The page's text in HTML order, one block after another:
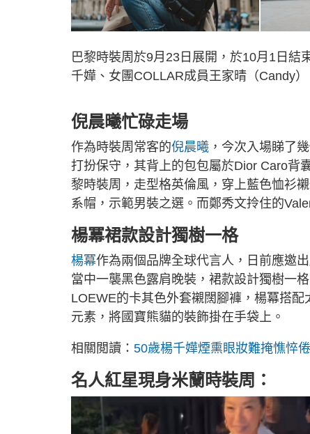
巴黎時裝周於9月23日展開，於10月1日
千嬅、女團COLLAR成員王家晴（Candy
倪晨曦忙碌走場
作為時裝周常客的倪晨曦 ，今次入場睇了
打扮保守，其背上的包包屬於Dior Caro背
黎時裝周，走型格英倫風，穿上藍色恤衫
系帽，示範男裝之選。而鄭秀文拎住的
楊冪裙款設計獨樹一格
楊冪作為兩個品牌全球代言人，日前應邀
當中一襲黑色露肩晚裝，裙款設計獨樹一
LOEWE的卡其色外套襯闊腳褲，楊冪搭
元素，將國寶熊貓的裝飾掛在手袋上。
相關閲讀： 50歲楊千嬅煙熏眼妝難掩憔悴
名人紅星現身米蘭時裝周：